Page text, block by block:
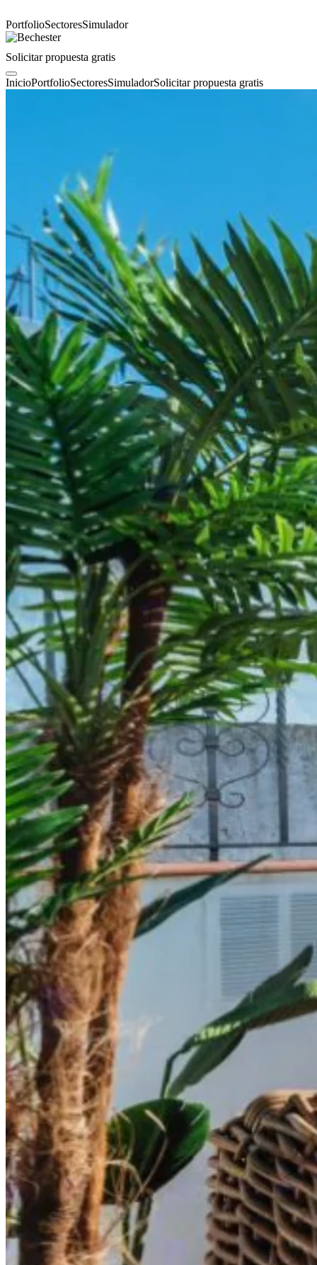
PortfolioSectoresSimulador
Solicitar propuesta gratis
InicioPortfolioSectoresSimuladorSolicitar propuesta gratis